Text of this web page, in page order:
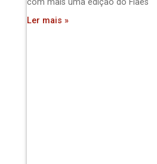
com mais uma edição do Fiães
Ler mais »